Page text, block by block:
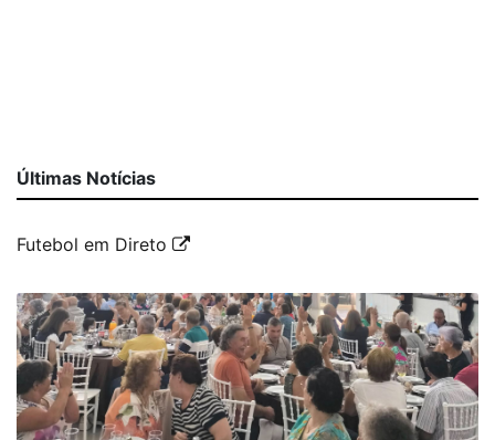
Últimas Notícias
Futebol em Direto